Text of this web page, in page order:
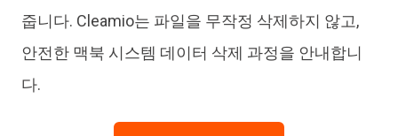
줍니다. Cleamio는 파일을 무작정 삭제하지 않고,
안전한 맥북 시스템 데이터 삭제 과정을 안내합니
다.